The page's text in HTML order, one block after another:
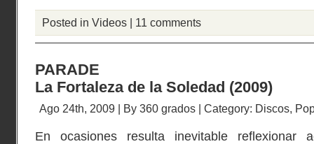
Posted in Videos | 11 comments
PARADE
La Fortaleza de la Soledad (2009)
Ago 24th, 2009 | By 360 grados | Category: Discos,
En ocasiones resulta inevitable reflexionar